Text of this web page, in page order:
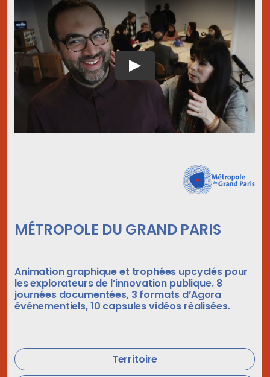
MÉTROPOLE DU GRAND PARIS
Animation graphique et trophées upcyclés pour
les explorateurs de l’innovation publique. 8
journées documentées, 3 formats d’Agora
événementiels, 10 capsules vidéos réalisées.
Territoire